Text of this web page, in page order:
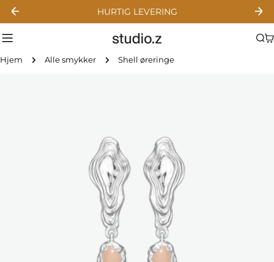
indhold
HURTIG LEVERING
Hjem Alle smykker Shell øreringe